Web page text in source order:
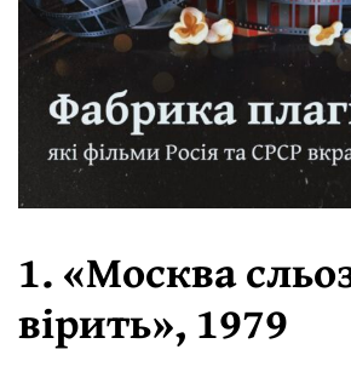
1. «Москва
вірить», 1979